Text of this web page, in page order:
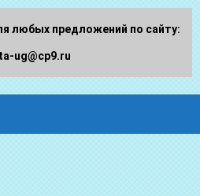
любых предложений по сайту:
ug@cp9.ru